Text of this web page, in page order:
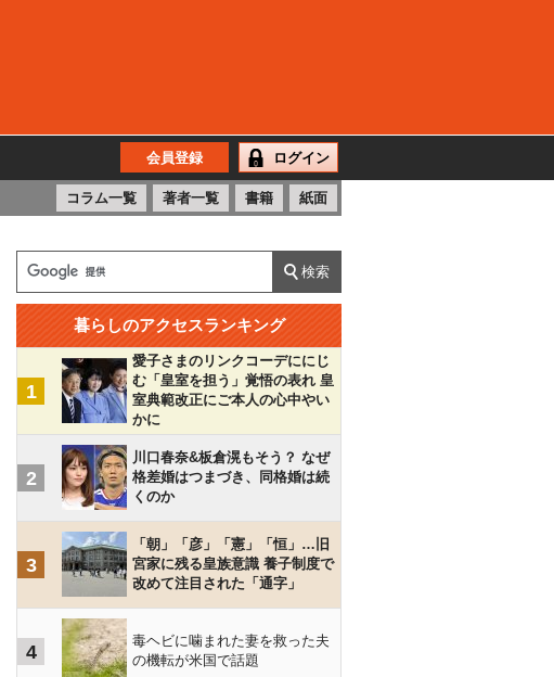
会員登録 ログイン
コラム一覧 著者一覧 書籍 紙面
暮らしのアクセスランキング
1
愛子さまのリンクコーデににじ
む「皇室を担う」覚悟の表れ 皇
室典範改正にご本人の心中やい
かに
2
川口春奈&板倉滉もそう？ なぜ
格差婚はつまづき、同格婚は続
くのか
3
「朝」「彦」「憲」「恒」…旧
宮家に残る皇族意識 養子制度で
改めて注目された「通字」
4
毒ヘビに噛まれた妻を救った夫
の機転が米国で話題